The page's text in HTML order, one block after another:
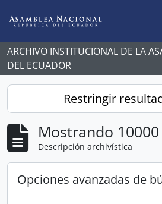
ARCHIVO INSTITUCIONAL DE LA
DEL ECUADOR
Restringir
Mostrando
Descripción archivística
Opciones avanzadas de